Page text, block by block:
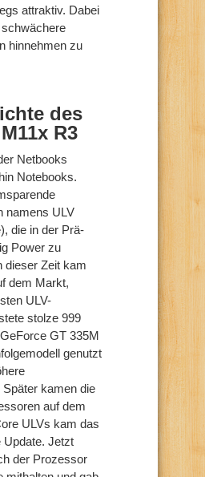
attraktiv. Dabei
hinnehmen zu
des
R3
Netbooks
Notebooks.
namens ULV
die in der Prä-
Power zu
dieser Zeit kam
dem Markt,
ULV-
stolze 999
GT 335M
genutzt
kamen die
auf dem
ULVs kam das
Update. Jetzt
der Prozessor